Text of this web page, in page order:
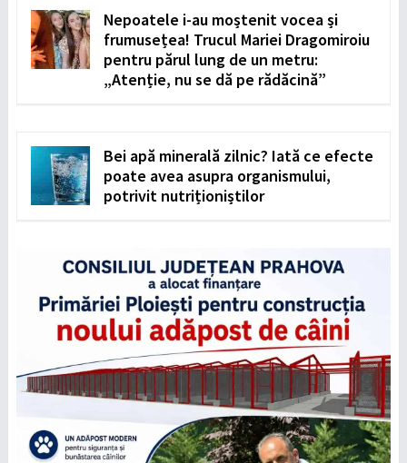
Nepoatele i-au moștenit vocea și
frumusețea! Trucul Mariei Dragomiroiu
pentru părul lung de un metru:
„Atenție, nu se dă pe rădăcină”
Bei apă minerală zilnic? Iată ce efecte
poate avea asupra organismului,
potrivit nutriționiștilor